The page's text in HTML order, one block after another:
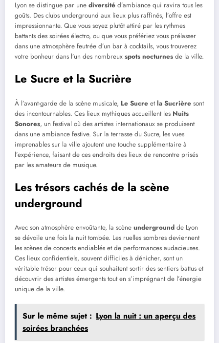
Lyon se distingue par une diversité d’ambiance qui ravira tous les
goûts. Des clubs underground aux lieux plus raffinés, l’offre est
impressionnante. Que vous soyez plutôt attiré par les rythmes
battants des soirées électro, ou que vous préfériez vous prélasser
dans une atmosphère feutrée d’un bar à cocktails, vous trouverez
votre bonheur dans l’un des nombreux spots nocturnes de la ville.
Le Sucre et la Sucrière
À l’avant-garde de la scène musicale, Le Sucre etla Sucrière sont
des incontournables. Ces lieux mythiques accueillent les Nuits
Sonores, un festival où des artistes internationaux se produisent
dans une ambiance festive. Sur la terrasse du Sucre, les vues
imprenables sur la ville ajoutent une touche supplémentaire à
l’expérience, faisant de ces endroits des lieux de rencontre prisés
par les amateurs de musique.
Les trésors cachés de la scène
underground
Avec son atmosphère envoûtante, la scène underground de Lyon
se dévoile une fois la nuit tombée. Les ruelles sombres deviennent
les scènes de concerts endiablés et de performances audacieuses.
Ces lieux confidentiels, souvent difficiles à dénicher, sont un
véritable trésor pour ceux qui souhaitent sortir des sentiers battus et
découvrir des artistes émergents tout en s’imprégnant de l’énergie
unique de la ville.
Sur le même sujet : Lyon la nuit : un aperçu des
soirées branchées